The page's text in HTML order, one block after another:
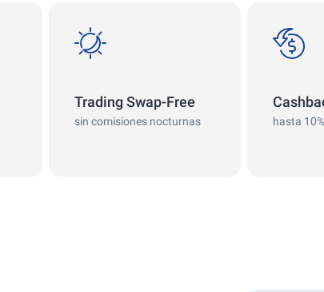
Trading Swap-Free
sin comisiones nocturnas hasta 10%